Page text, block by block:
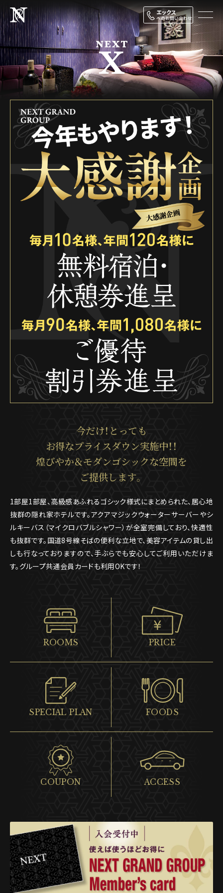
エックス
へのお問い合わせ
今だけ！とっても
お得なプライスダウン実施中！！
煌びやか＆モダンゴシックな空間を
ご提供します。
1部屋1部屋、高級感あふれるゴシック様式にまとめられた、居心地
抜群の隠れ家ホテルです。アクアマジックウォーターサーバーやシ
ルキーバス（マイクロバブルシャワー）が全室完備しており、快適性
も抜群です。国道8号線そばの便利な立地で、美容アイテムの貸し出
しも行なっておりますので、手ぶらでも安心してご利用いただけま
す。グループ共通会員カードも利用OKです！
ROOMS PRICE
SPECIAL PLAN FOODS
COUPON ACCESS